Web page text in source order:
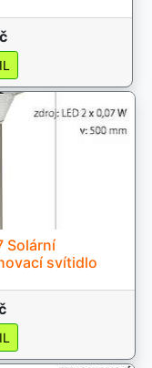
Solární
svítidlo